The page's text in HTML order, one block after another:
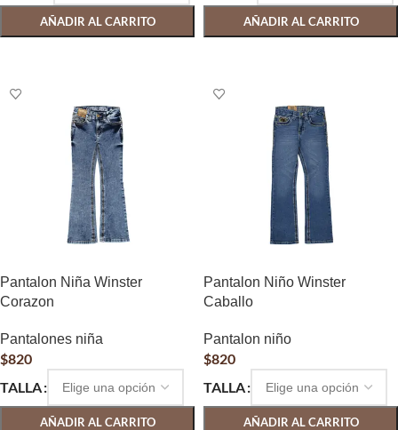
AÑADIR AL CARRITO AÑADIR AL CARRITO
Pantalon Niña Winster
Corazon
Pantalones niña
$820
TALLA
AÑADIR AL CARRITO
Pantalon Niño Winster
Caballo
Pantalon niño
$820
TALLA
AÑADIR AL CARRITO